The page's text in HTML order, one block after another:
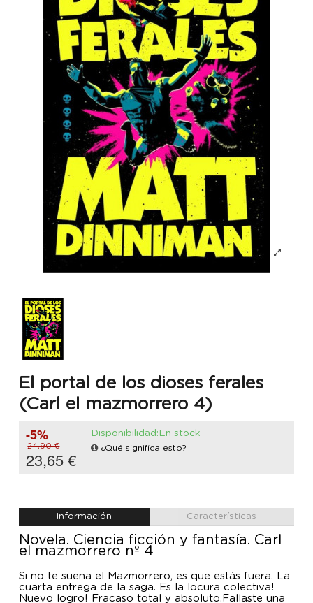
El portal de los dioses ferales
(Carl el mazmorrero 4)
-5%
24,90 €
23,65 €
Disponibilidad:En stock
¿Qué significa esto?
Información Características
Novela. Ciencia ficción y fantasía. Carl
el mazmorrero nº 4
Si no te suena el Mazmorrero, es que estás fuera. La
cuarta entrega de la saga. Es la locura colectiva!
Nuevo logro! Fracaso total y absoluto.Fallaste una